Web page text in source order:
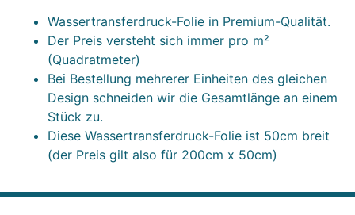
Wassertransferdruck-Folie in Premium-Qualität.
Der Preis versteht sich immer pro m²
(Quadratmeter)
Bei Bestellung mehrerer Einheiten des gleichen
Design schneiden wir die Gesamtlänge an einem
Stück zu.
Diese Wassertransferdruck-Folie ist 50cm breit
(der Preis gilt also für 200cm x 50cm)